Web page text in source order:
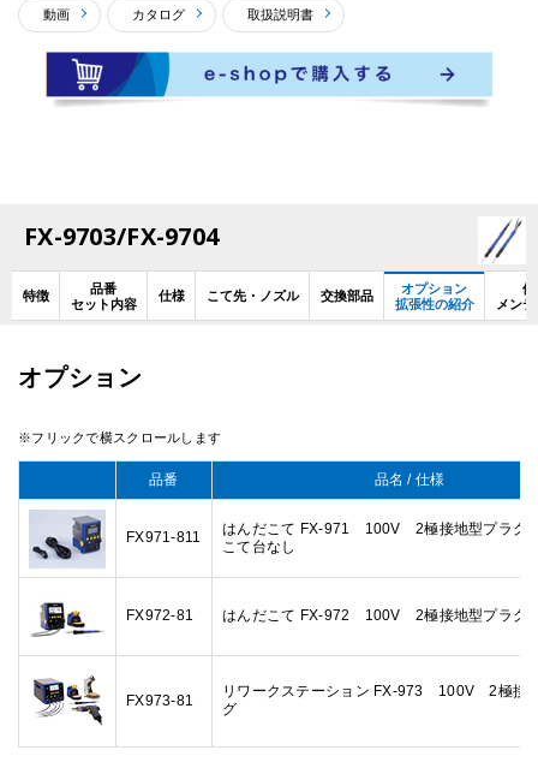
動画 カタログ 取扱説明書
FX-9703/FX-9704
特徴
品番
セット内容
仕様 こて先・ノズル 交換部品
オプション
拡張性の紹介
使
メン
オプション
品番 品名 / 仕様
FX971-811
はんだこて FX-971 100V 2極接地型プラグ
こて台なし
FX972-81 はんだこて FX-972 100V 2極接地型プラグ
FX973-81
リワークステーション FX-973 100V 2極接
グ